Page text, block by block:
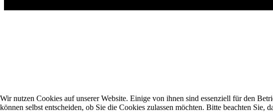
Wir nutzen Cookies auf unserer Website. Einige von ihnen sind essenziell für den
können selbst entscheiden, ob Sie die Cookies zulassen möchten. Bitte beachten